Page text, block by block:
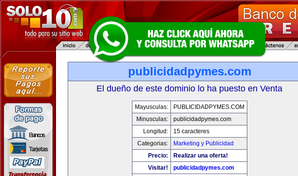
publicidadpymes.com
El dueño de este dominio lo ha puesto en Venta
Mayusculas:
PUBLICIDADPYMES.COM
Minusculas:
publicidadpymes.com
Longitud:
15 caracteres
Categorias:
Marketing y Publicidad
Precio:
Realizar una oferta!
Visitar!
publicidadpymes.com